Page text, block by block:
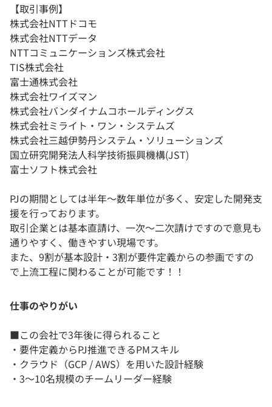
【取引事例】
株式会社NTTドコモ
株式会社NTTデータ
NTTコミュニケーションズ株式会社
TIS株式会社
富士通株式会社
株式会社ワイズマン
株式会社バンダイナムコホールディングス
株式会社ミライト・ワン・システムズ
株式会社三越伊勢丹システム・ソリューションズ
国立研究開発法人科学技術振興機構(JST)
富士ソフト株式会社
PJの期間としては半年～数年単位が多く、安定した開発支
援を行っております。
取引企業とは基本直請け、一次～二次請けですので意見も
通りやすく、働きやすい現場です。
また、9割が基本設計・3割が要件定義からの参画ですの
で上流工程に関わることが可能です！！
仕事のやりがい
■この会社で3年後に得られること
・要件定義からPJ推進できるPMスキル
・クラウド（GCP / AWS）を用いた設計経験
・3〜10名規模のチームリーダー経験